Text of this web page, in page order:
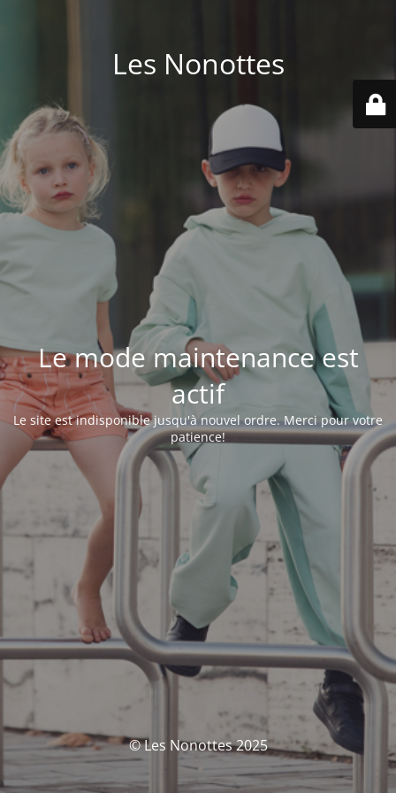
Les Nonottes
Le mode maintenance est
actif
Le site est indisponible jusqu'à nouvel ordre. Merci pour votre
patience!
© Les Nonottes 2025